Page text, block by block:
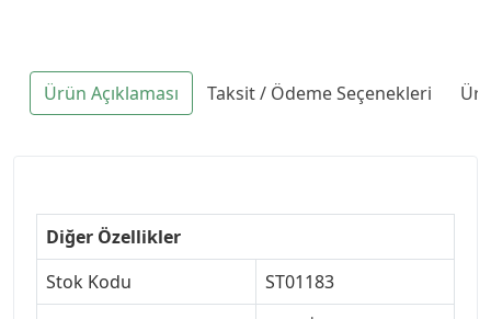
Ürün Açıklaması Taksit / Ödeme Seçenekleri
Diğer Özellikler
Stok Kodu
ST01183